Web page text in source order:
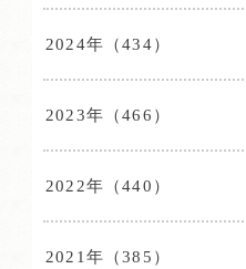
2024年（434）
2023年（466）
2022年（440）
2021年（385）